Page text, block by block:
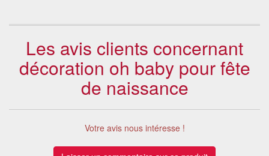
Les avis clients concernant
décoration oh baby pour fête
de naissance
Votre avis nous intéresse !